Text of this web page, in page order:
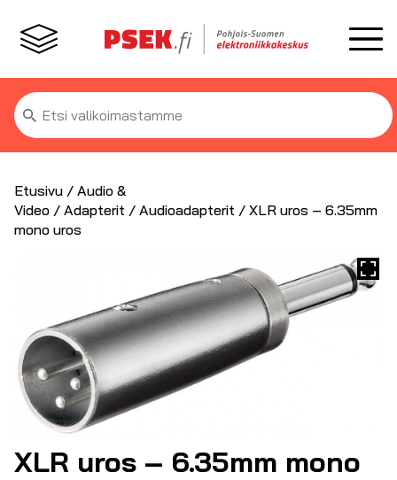
Etsi:
Etusivu / Audio &
Video / Adapterit / Audioadapterit / XLR uros – 6.35mm
mono uros
XLR uros – 6.35mm mono